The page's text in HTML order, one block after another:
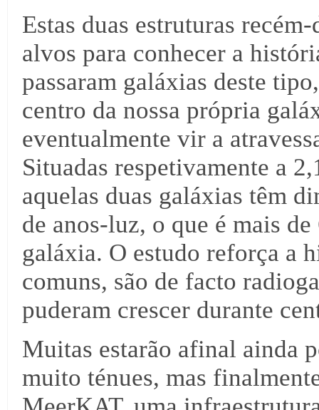
Estas duas estruturas
alvos para conhecer a
passaram galáxias deste
centro da nossa própria
eventualmente vir a
Situadas respetivamente a
aquelas duas galáxias têm
de anos-luz, o que é mais
galáxia. O estudo reforça a
comuns, são de facto
puderam crescer durante
Muitas estarão afinal ainda
muito ténues, mas